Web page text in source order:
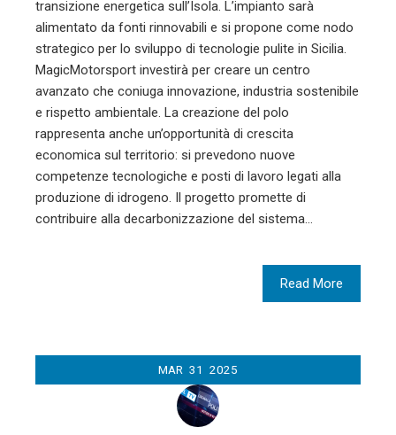
transizione energetica sull’Isola. L’impianto sarà
alimentato da fonti rinnovabili e si propone come nodo
strategico per lo sviluppo di tecnologie pulite in Sicilia.
MagicMotorsport investirà per creare un centro
avanzato che coniuga innovazione, industria sostenibile
e rispetto ambientale. La creazione del polo
rappresenta anche un’opportunità di crescita
economica sul territorio: si prevedono nuove
competenze tecnologiche e posti di lavoro legati alla
produzione di idrogeno. Il progetto promette di
contribuire alla decarbonizzazione del sistema…
Read More
MAR 31 2025